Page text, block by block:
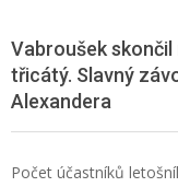
Vabroušek skončil
třicátý. Slavný
Alexandera
Počet účastníků